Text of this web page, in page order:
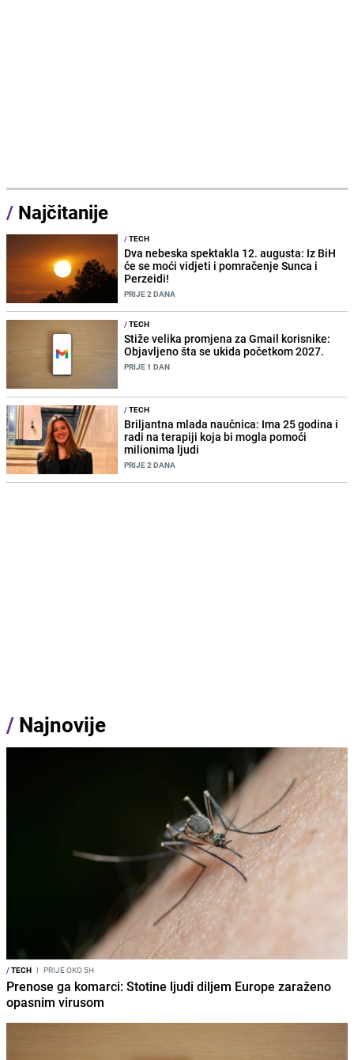
/ Najčitanije
/TECH
Dva nebeska spektakla 12. augusta: Iz BiH
će se moći vidjeti i pomračenje Sunca i
Perzeidi!
PRIJE 2 DANA
/TECH
Stiže velika promjena za Gmail korisnike:
Objavljeno šta se ukida početkom 2027.
PRIJE 1 DAN
/TECH
Briljantna mlada naučnica: Ima 25 godina i
radi na terapiji koja bi mogla pomoći
milionima ljudi
PRIJE 2 DANA
/ Najnovije
/TECH I PRIJE OKO 5H
Prenose ga komarci: Stotine ljudi diljem Europe zaraženo
opasnim virusom